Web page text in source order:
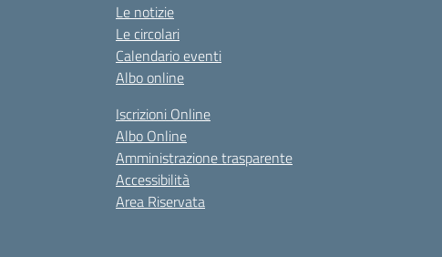
Le notizie
Le circolari
Calendario eventi
Albo online
Iscrizioni Online
Albo Online
Amministrazione trasparente
Accessibilità
Area Riservata